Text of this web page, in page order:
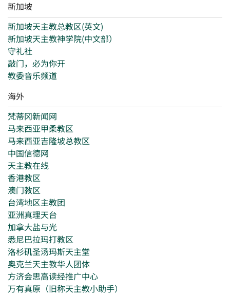
新加坡
新加坡天主教总教区(英文)
新加坡天主教神学院(中文部）
守礼社
敲门，必为你开
教委音乐频道
海外
梵蒂冈新闻网
马来西亚甲柔教区
马来西亚吉隆坡总教区
中国信德网
天主教在线
香港教区
澳门教区
台湾地区主教团
亚洲真理天台
加拿大盐与光
悉尼巴拉玛打教区
洛杉矶圣汤玛斯天主堂
奥克兰天主教华人团体
方济会思高读经推广中心
万有真原（旧称天主教小助手）